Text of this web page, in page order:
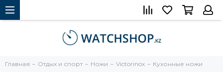
Главная Отдых и спорт Ножи Victorinox Кухонные ножи